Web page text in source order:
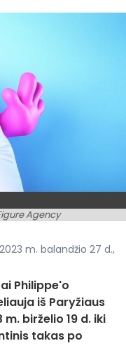
Agency
m. balandžio 27 d.,
Philippe'o
iš Paryžiaus
birželio 19 d. iki
takas po